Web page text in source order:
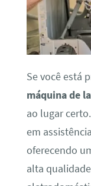
Se você está
máquina de
ao lugar
em
oferecendo
alta